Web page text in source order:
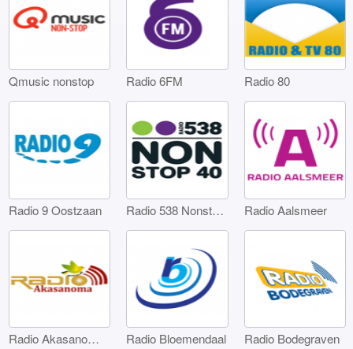
Qmusic nonstop Radio 6FM Radio 80
Radio 9 Oostzaan Radio 538 Nonstop 40 Radio Aalsmeer
Radio Akasanoma Amsterdam Radio Bloemendaal Radio Bodegraven